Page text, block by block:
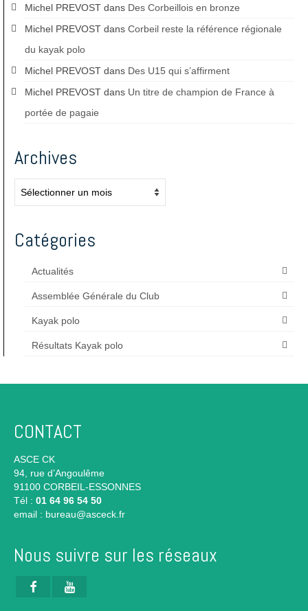
Michel PREVOST dans Des Corbeillois en bronze
Michel PREVOST dans Corbeil reste la référence régionale
du kayak polo
Michel PREVOST dans Des U15 qui s’affirment
Michel PREVOST dans Un titre de champion de France à
portée de pagaie
Archives
Catégories
Actualités
Assemblée Générale du Club
Kayak polo
Résultats Kayak polo
CONTACT
ASCE CK
94, rue d’Angoulême
91100 CORBEIL-ESSONNES
Tél : 01 64 96 54 50
email : bureau@asceck.fr
Nous suivre sur les réseaux